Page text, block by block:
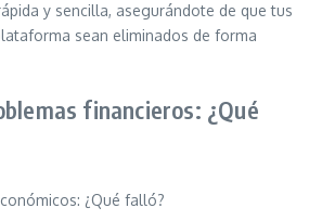
y sencilla, asegurándote de que tus
sean eliminados de forma
financieros: ¿Qué
¿Qué falló?